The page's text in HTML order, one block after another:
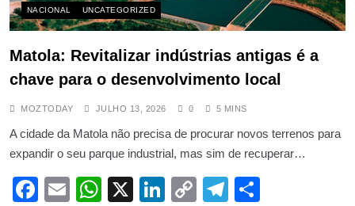
NACIONAL UNCATEGORIZED
Matola: Revitalizar indústrias antigas é a
chave para o desenvolvimento local
MOZTODAY JULHO 13, 2026 0 5 MINS
A cidade da Matola não precisa de procurar novos terrenos para
expandir o seu parque industrial, mas sim de recuperar…
Facebook
EmailWhatsApp
X LinkedIn
CopyTelegram